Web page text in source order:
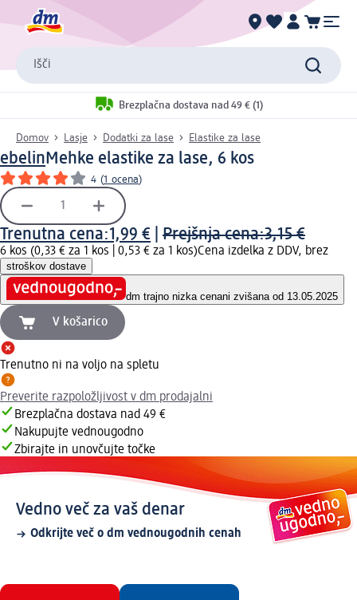
Išči
Brezplačna dostava nad 49 € (1)
Domov Lasje Dodatki za lase Elastike za lase
ebelinMehke elastike za lase, 6 kos
4 (1 ocena)
Trenutna cena:1,99 € Prejšnja cena:3,15 €
6 kos (0,33 € za 1 kos | 0,53 € za 1 kos)Cena izdelka z DDV, brez
stroškov dostave
dm trajno nizka cenani zvišana od 13.05.2025
V košarico
Trenutno ni na voljo na spletu
Preverite razpoložljivost v dm prodajalni
Brezplačna dostava nad 49 €
Nakupujte vednougodno
Zbirajte in unovčujte točke
Vedno več za vaš denar
Odkrijte več o dm vednougodnih cenah